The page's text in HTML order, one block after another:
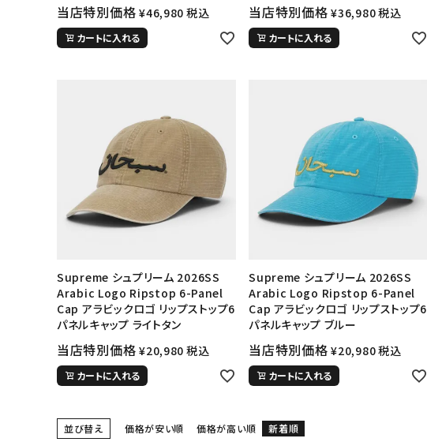
当店特別価格 ¥46,980 税込
カートに入れる
当店特別価格 ¥36,980税込
カートに入れる
Supreme シュプリーム 2026SS
Arabic Logo Ripstop 6-Panel
Cap アラビックロゴ リップストップ6
パネルキャップ ライトタン
当店特別価格 ¥20,980 税込
カートに入れる
Supreme シュプリーム 2026SS
Arabic Logo Ripstop 6-Panel
Cap アラビックロゴ リップストップ6
パネルキャップ ブルー
当店特別価格 ¥20,980税込
カートに入れる
並び替え 価格が安い順 価格が高い順 新着順